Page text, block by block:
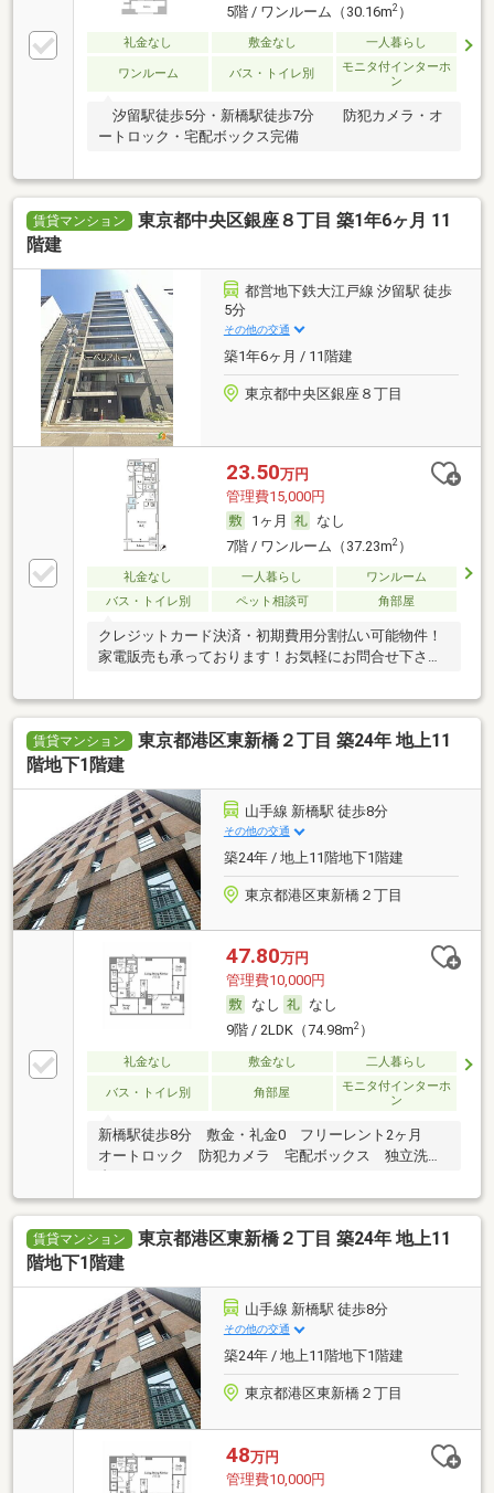
5階 / ワンルーム（30.16m2）
礼金なし 敷金なし 一人暮らし
ワンルーム バス・トイレ別
モニタ付インターホ
ン
汐留駅徒歩5分・新橋駅徒歩7分 防犯カメラ・オ
ートロック・宅配ボックス完備
賃貸マンション
東京都中央区銀座８丁目 築1年6ヶ月 11
階建
都営地下鉄大江戸線 汐留駅 徒歩
5分
その他の交通
築1年6ヶ月 / 11階建
東京都中央区銀座８丁目
23.50万円
管理費15,000円
1ヶ月
なし
7階 / ワンルーム（37.23m2）
礼金なし 一人暮らし
ワンルーム
バス・トイレ別
ペット相談可 角部屋
クレジットカード決済・初期費用分割払い可能物件！
家電販売も承っております！お気軽にお問合せ下さ
賃貸マンション
東京都港区東新橋２丁目 築24年 地上11
階地下1階建
山手線 新橋駅 徒歩8分
その他の交通
築24年 / 地上11階地下1階建
東京都港区東新橋２丁目
47.80万円
管理費10,000円
なし
なし
9階 / 2LDK（74.98m2）
礼金なし 敷金なし 二人暮らし
バス・トイレ別 角部屋
モニタ付インターホ
ン
新橋駅徒歩8分 敷金・礼金0 フリーレント2ヶ月
オートロック 防犯カメラ 宅配ボックス 独立洗面
台
賃貸マンション
東京都港区東新橋２丁目 築24年 地上11
階地下1階建
山手線 新橋駅 徒歩8分
その他の交通
築24年 / 地上11階地下1階建
東京都港区東新橋２丁目
48万円
管理費10,000円